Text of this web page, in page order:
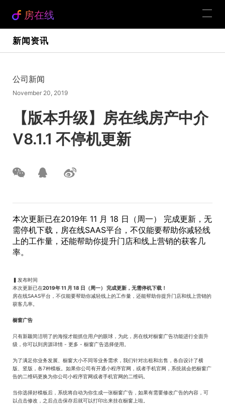
房在线
新闻资讯
公司新闻
November 20, 2019
【版本升级】房在线房产中介
V8.1.1 不停机更新
本次更新已在2019年 11 月 18 日（周一） 完成更新，无
需停机下载，房在线SAAS平台，不仅能要帮助你减轻线
上的工作量，还能帮助你提升门店和线上营销的获客几
率。
▍发布时间
本次更新已在2019年 11 月 18 日（周一） 完成更新，无需停机下载！
房在线SAAS平台，不仅能要帮助你减轻线上的工作量，还能帮助你提升门店和线上营销的
获客几率。
橱窗广告
只有新颖简洁明了的海报才能抓住用户的眼球，为此，房在线对橱窗广告功能进行全面升
级，你可以到房源详情 - 更多 - 橱窗广告选择使用。
为了满足你业务发展、橱窗大小不同等业务需求，我们针对出租和出售，各自设计了横
版、竖版，各7种模板。如果你公司有开通小程序官网，或者手机官网，系统就会把橱窗广
告的二维码更换为你公司小程序官网或者手机官网的二维码。
当你选择好模板后，系统将自动为你生成一张橱窗广告，如果有需要修改广告的内容，可
以点击修改，之后点击保存后就可以打印出来挂在橱窗上啦。